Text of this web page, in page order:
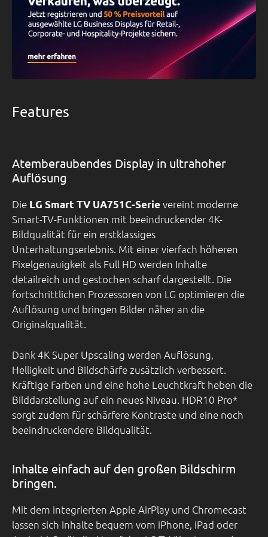
Features
Atemberaubendes Display in ultrahoher
Auflösung
Die LG Smart TV UA751C-Serievereint moderne
Smart-TV-Funktionen mit beeindruckender 4K-
Bildqualität für ein erstklassiges
Unterhaltungserlebnis. Mit einer vierfach höheren
Pixelgenauigkeit als Full HD werden Inhalte
detailreich und gestochen scharf dargestellt. Die
fortschrittlichen Prozessoren von LG optimieren die
Auflösung und bringen Bilder näher an die
Originalqualität.
Dank 4K Super Upscaling werden Auflösung,
Helligkeit und Bildschärfe zusätzlich verbessert.
Kräftige Farben und eine hohe Leuchtkraft heben die
Bilddarstellung auf ein neues Niveau. HDR10 Pro*
sorgt zudem für schärfere Kontraste und eine noch
beeindruckendere Bildqualität.
Inhalte einfach auf den großen Bildschirm
bringen.
Mit dem integrierten Apple AirPlay und Chromecast
lassen sich Inhalte bequem vom iPhone, iPad oder